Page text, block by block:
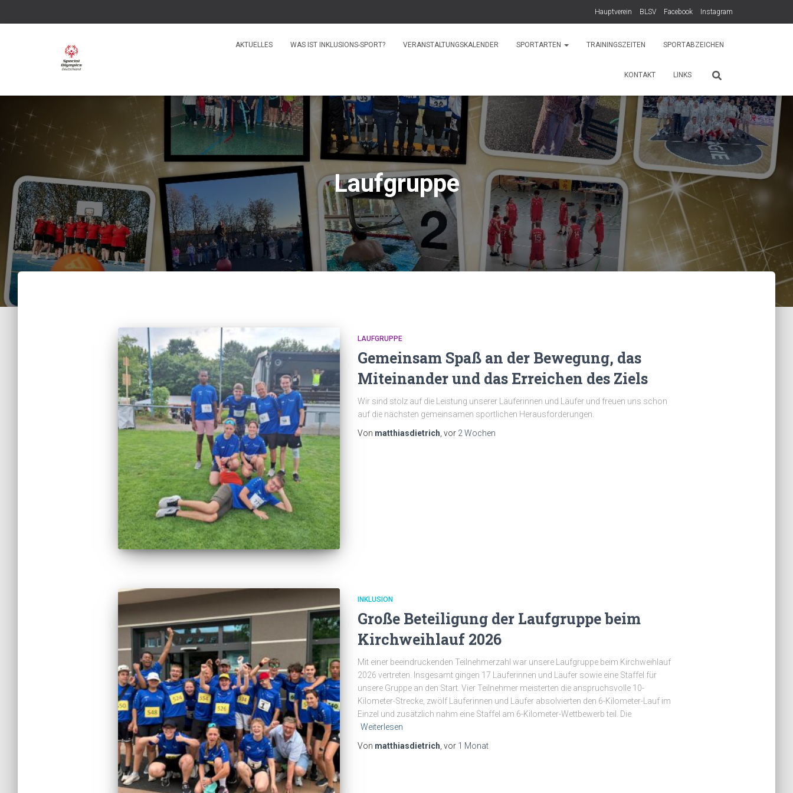
Hauptverein BLSV Facebook Instagram
AKTUELLES WAS IST INKLUSIONS-SPORT? VERANSTALTUNGSKALENDER SPORTARTEN TRAININGSZEITEN SPORTABZEICHEN
KONTAKT LINKS
Laufgruppe
LAUFGRUPPE
Gemeinsam Spaß an der Bewegung, das
Miteinander und das Erreichen des Ziels
Wir sind stolz auf die Leistung unserer Läuferinnen und Läufer und freuen uns schon
auf die nächsten gemeinsamen sportlichen Herausforderungen.
Von matthiasdietrich , vor 2 Wochen
INKLUSION
Große Beteiligung der Laufgruppe beim
Kirchweihlauf 2026
Mit einer beeindruckenden Teilnehmerzahl war unsere Laufgruppe beim Kirchweihlauf
2026 vertreten. Insgesamt gingen 17 Läuferinnen und Läufer sowie eine Staffel für
unsere Gruppe an den Start. Vier Teilnehmer meisterten die anspruchsvolle 10-
Kilometer-Strecke, zwölf Läuferinnen und Läufer absolvierten den 6-Kilometer-Lauf im
Einzel und zusätzlich nahm eine Staffel am 6-Kilometer-Wettbewerb teil. Die
Weiterlesen
Von matthiasdietrich, vor 1 Monat